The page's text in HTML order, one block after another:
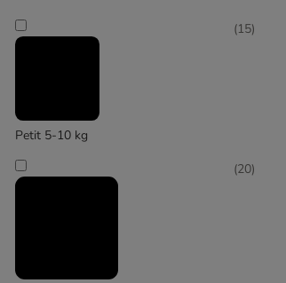
Petit 5-10 kg
(15)
(20)